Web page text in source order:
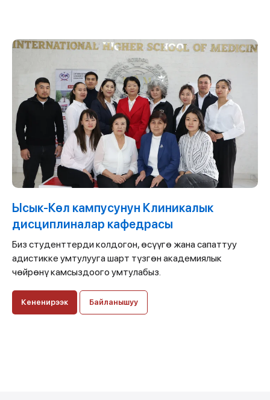
Ысык-Көл кампусунун Клиникалык
дисциплиналар кафедрасы
Биз студенттерди колдогон, өсүүгө жана сапаттуу
адистикке умтулууга шарт түзгөн академиялык
чөйрөнү камсыздоого умтулабыз.
Кененирээк Байланышуу